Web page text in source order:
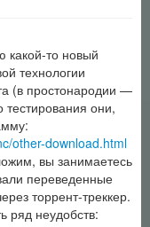
то новый
технологии
(в простонародии —
тестирования они,
other-download.html
вы занимаетесь
переведенные
торрент-треккер.
ряд неудобств: